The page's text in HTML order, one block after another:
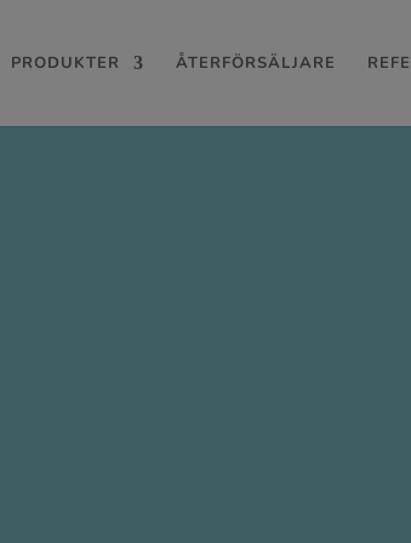
PRODUKTER ÅTERFÖRSÄLJARE